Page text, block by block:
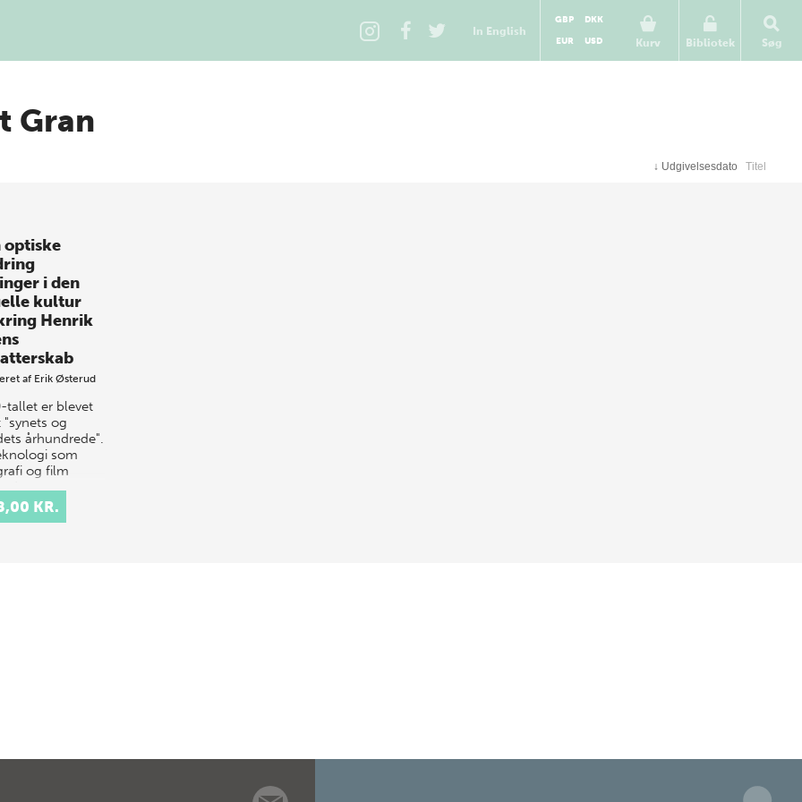
In English
Kurv
GBP
DKK
EUR
USD Bibliotek Søg
Gran
↓ Udgivelsesdato Titel
optiske
i den
kultur
Henrik
af Erik Østerud
tallet er blevet
"synets og
århundrede".
som
og film
sammen
nye KR.